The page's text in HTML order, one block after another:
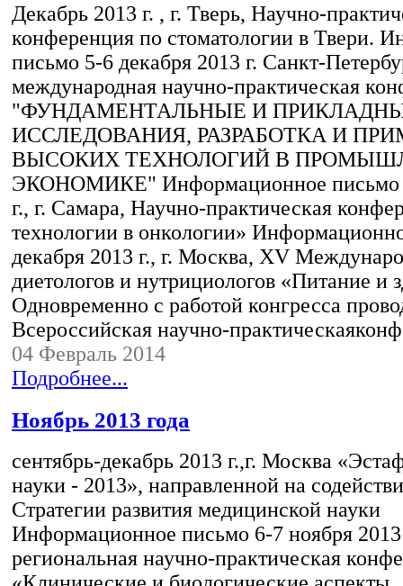
Декабрь 2013 г. , г. Тверь, Научно-
конференция по стоматологии в Твери.
письмо 5-6 декабря 2013 г. Санкт-
международная научно-практическая
"ФУНДАМЕНТАЛЬНЫЕ И
ИССЛЕДОВАНИЯ, РАЗРАБОТКА И
ВЫСОКИХ ТЕХНОЛОГИЙ В
ЭКОНОМИКЕ" Информационное письмо
г., г. Самара, Научно-практическая
технологии в онкологии»
декабря 2013 г., г. Москва, XV
диетологов и нутрициологов «Питание и
Одновременно с работой конгресса
Всероссийская научно-
04 Февраль 2014
Подробнее...
Ноябрь 2013 года
сентябрь-декабрь 2013 г.,г. Москва
науки - 2013», направленной на
Стратегии развития медицинской науки
Информационное письмо 6-7 ноября 2013
региональная научно-практическая